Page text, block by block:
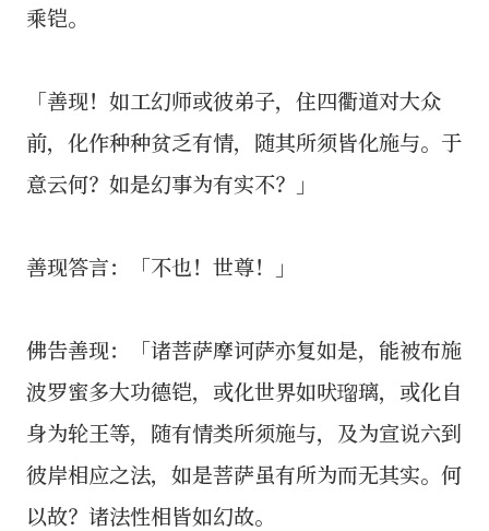
乘铠。
「善现！如工幻师或彼弟子，住四衢道对大众
前，化作种种贫乏有情，随其所须皆化施与。于
意云何？如是幻事为有实不？」
善现答言：「不也！世尊！」
佛告善现：「诸菩萨摩诃萨亦复如是，能被布施
波罗蜜多大功德铠，或化世界如吠瑠璃，或化自
身为轮王等，随有情类所须施与，及为宣说六到
彼岸相应之法，如是菩萨虽有所为而无其实。何
以故？诸法性相皆如幻故。